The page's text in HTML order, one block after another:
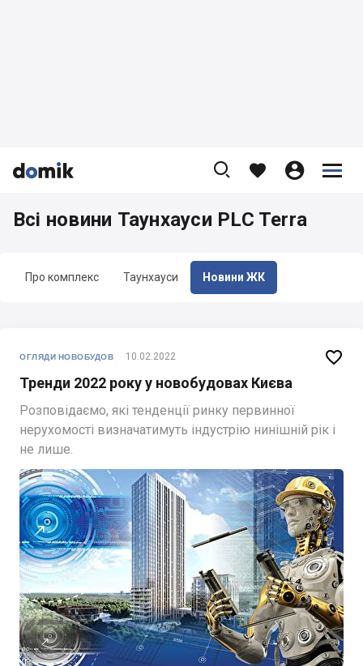


    


Про комплекс Таунхауси Новини ЖК
Всі новини Таунхауси PLC Terra
ОГЛЯДИ НОВОБУДОВ 10.02.2022
Тренди 2022 року у новобудовах Києва
Розповідаємо, які тенденції ринку первинної
нерухомості визначатимуть індустрію нинішній рік і
не лише.
